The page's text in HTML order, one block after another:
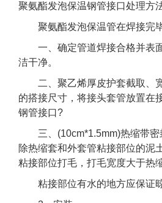
聚氨酯发泡保温钢管接口处理方
聚氨酯发泡保温管在焊接完毕
一、确定管道焊接合格并表面
洁干净。
二、聚乙烯厚皮护套截取、宽
的搭接尺寸，将接头套管放置在
钢管接口?
三、(10cm*1.5mm)热缩带密
除热缩套和外套管粘接部位的泥
粘接部位打毛，打毛宽度大于热
粘接部位有水的地方应保证晾